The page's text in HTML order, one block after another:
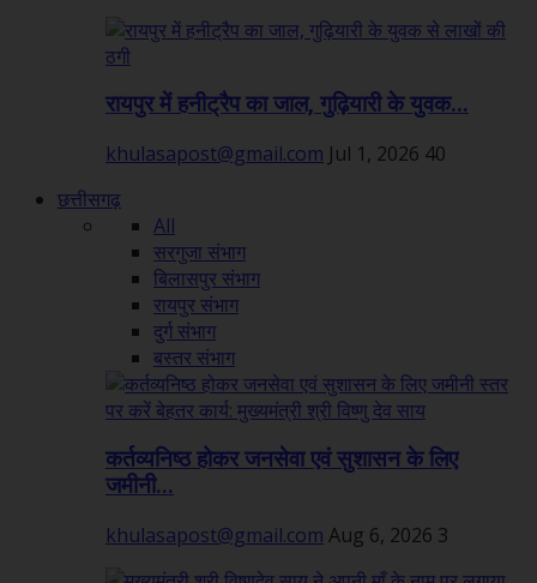
रायपुर में हनीट्रैप का जाल, गुढ़ियारी के युवक...
khulasapost@gmail.com Jul 1, 2026 40
छत्तीसगढ़
All
सरगुजा संभाग
बिलासपुर संभाग
रायपुर संभाग
दुर्ग संभाग
बस्तर संभाग
कर्तव्यनिष्ठ होकर जनसेवा एवं सुशासन के लिए
जमीनी...
khulasapost@gmail.com Aug 6, 2026 3